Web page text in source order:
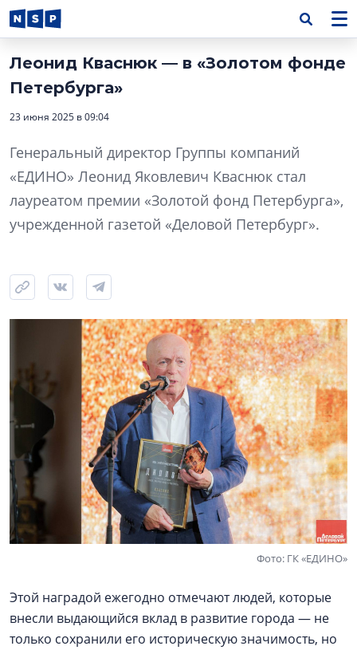
Леонид Кваснюк — в «Золотом фонде
Петербурга»
23 июня 2025 в 09:04
Генеральный директор Группы компаний
«ЕДИНО» Леонид Яковлевич Кваснюк стал
лауреатом премии «Золотой фонд Петербурга»,
учрежденной газетой «Деловой Петербург».
Фото: ГК «ЕДИНО»
Этой наградой ежегодно отмечают людей, которые
внесли выдающийся вклад в развитие города — не
только сохранили его историческую значимость, но